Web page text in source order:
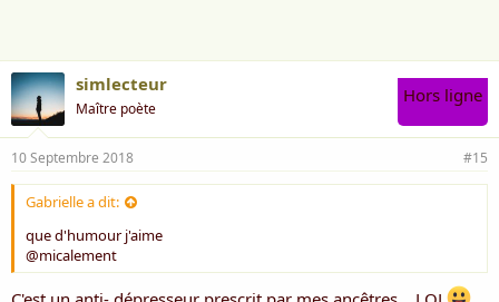
simlecteur
Maître poète
Hors ligne
10 Septembre 2018 #15
Gabrielle a dit:
que d'humour j'aime
@micalement